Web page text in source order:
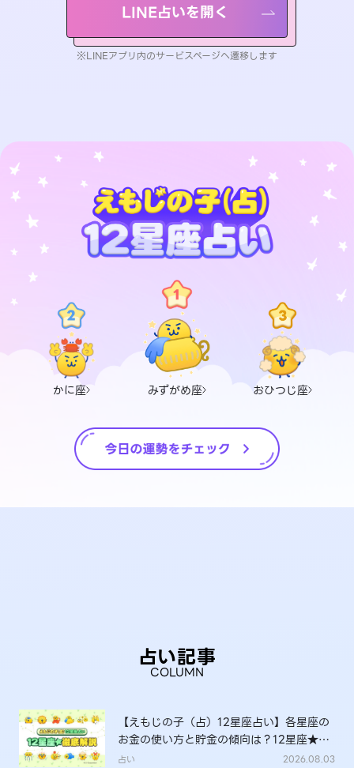
LINE占いを開く
※LINEアプリ内のサービスページへ遷移します
かに座 みずがめ座 おひつじ座
占い記事
COLUMN
【えもじの子（占）12星座占い】各星座の
お金の使い方と貯金の傾向は？12星座★徹
底解説
占い 2026.08.03